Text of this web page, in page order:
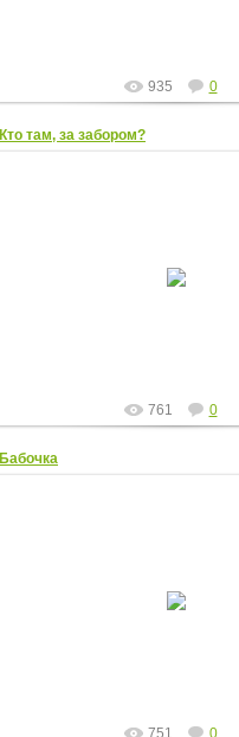
935 0
Кто там, за забором?
Кто там, за забором?
761 0
Бабочка
751 0